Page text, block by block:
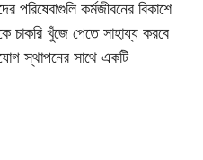
কর্মজীবনের বিকাশে
চাকরি খুঁজে পেতে সাহায্য করবে
স্থাপনের সাথে একটি